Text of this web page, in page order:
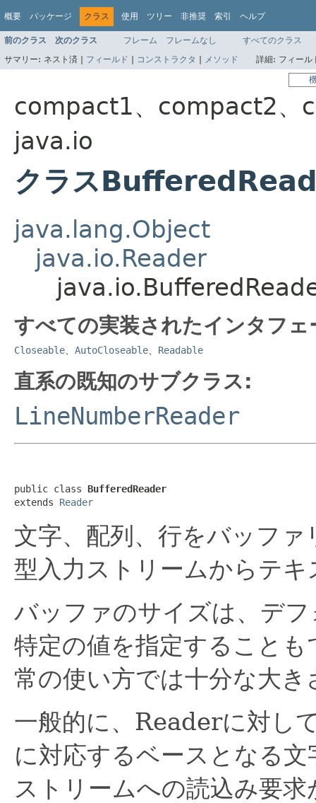
概要 パッケージ クラス 使用 ツリー 非推奨 索引 ヘルプ
前のクラス 次のクラス フレーム フレームなし
すべてのクラス
サマリー: ネスト済 | フィールド | コンストラクタ | メソッド 詳細: フィー
compact1、compact2、
java.io
クラス
java.lang.Object
java.io.Reader
すべての実装されたインタフ
Closeable AutoCloseable Readable
直系の既知のサブクラス:
LineNumberReader
public class BufferedReader
extends Reader
文字、配列、行をバッフ
型入力ストリームからテ
バッファのサイズは、デ
特定の値を指定することも
常の使い方では十分な大き
一般的に、Readerに対し
に対応するベースとなる
ストリームへの読込み要